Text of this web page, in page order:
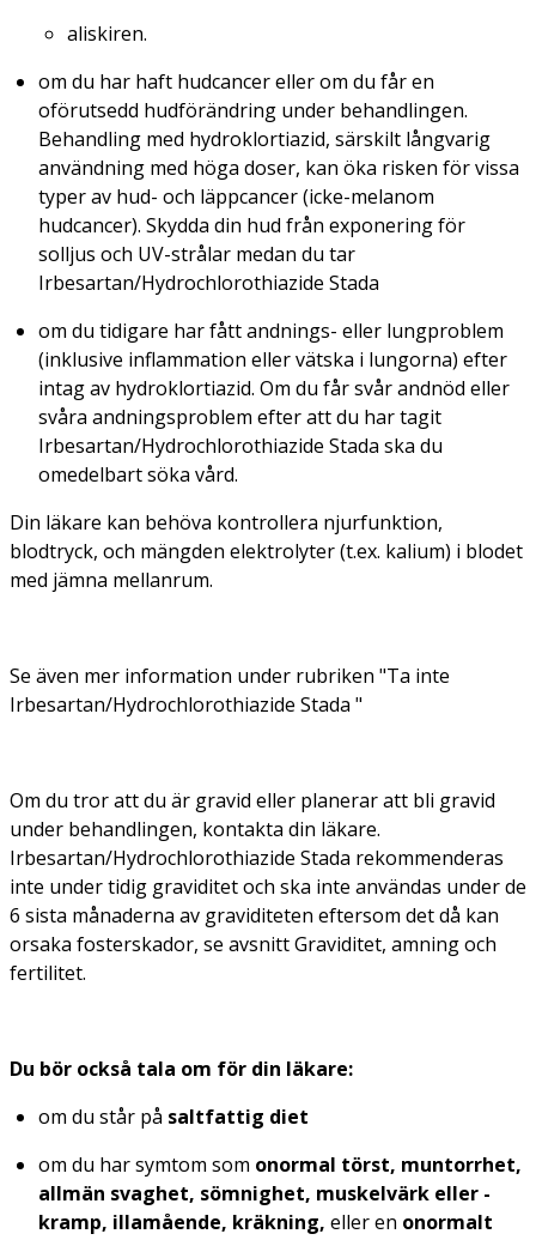
aliskiren.
om du har haft hudcancer eller om du får en
oförutsedd hudförändring under behandlingen.
Behandling med hydroklortiazid, särskilt långvarig
användning med höga doser, kan öka risken för vissa
typer av hud- och läppcancer (icke-melanom
hudcancer). Skydda din hud från exponering för
solljus och UV-strålar medan du tar
Irbesartan/Hydrochlorothiazide Stada
om du tidigare har fått andnings- eller lungproblem
(inklusive inflammation eller vätska i lungorna) efter
intag av hydroklortiazid. Om du får svår andnöd eller
svåra andningsproblem efter att du har tagit
Irbesartan/Hydrochlorothiazide Stada ska du
omedelbart söka vård.
Din läkare kan behöva kontrollera njurfunktion,
blodtryck, och mängden elektrolyter (t.ex. kalium) i blodet
med jämna mellanrum.
Se även mer information under rubriken "Ta inte
Irbesartan/Hydrochlorothiazide Stada "
Om du tror att du är gravid eller planerar att bli gravid
under behandlingen, kontakta din läkare.
Irbesartan/Hydrochlorothiazide Stada rekommenderas
inte under tidig graviditet och ska inte användas under de
6 sista månaderna av graviditeten eftersom det då kan
orsaka fosterskador, se avsnitt Graviditet, amning och
fertilitet.
Du bör också tala om för din läkare:
om du står på saltfattig diet
om du har symtom som onormal törst, muntorrhet,
allmän svaghet, sömnighet, muskelvärk eller -
kramp, illamående, kräkning, eller en onormalt